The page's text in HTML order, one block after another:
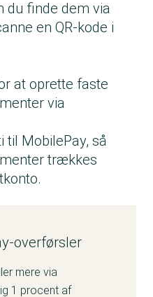
du finde dem via
en QR-kode i
at oprette faste
via
til MobilePay, så
trækkes
overførsler
mere via
1 procent af